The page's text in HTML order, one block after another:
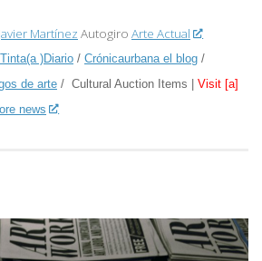
Javier Martínez Autogiro Arte Actual
Tinta(a )Diario / Crónicaurbana el blog /
de arte / Cultural Auction Items | Visit [a]
news